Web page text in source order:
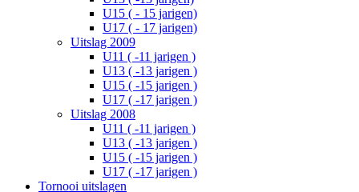
U15 ( - 15 jarigen)
U17 ( - 17 jarigen)
Uitslag 2009
U11 ( -11 jarigen )
U13 ( -13 jarigen )
U15 ( -15 jarigen )
U17 ( -17 jarigen )
Uitslag 2008
U11 ( -11 jarigen )
U13 ( -13 jarigen )
U15 ( -15 jarigen )
U17 ( -17 jarigen )
Tornooi uitslagen